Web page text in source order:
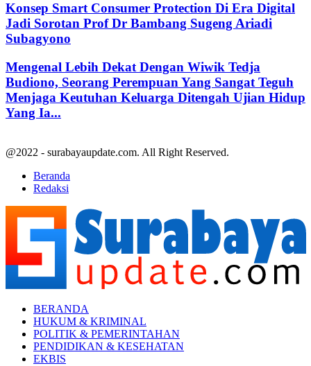
Konsep Smart Consumer Protection Di Era Digital
Jadi Sorotan Prof Dr Bambang Sugeng Ariadi
Subagyono
Mengenal Lebih Dekat Dengan Wiwik Tedja
Budiono, Seorang Perempuan Yang Sangat Teguh
Menjaga Keutuhan Keluarga Ditengah Ujian Hidup
Yang Ia...
@2022 - surabayaupdate.com. All Right Reserved.
Beranda
Redaksi
BERANDA
HUKUM & KRIMINAL
POLITIK & PEMERINTAHAN
PENDIDIKAN & KESEHATAN
EKBIS